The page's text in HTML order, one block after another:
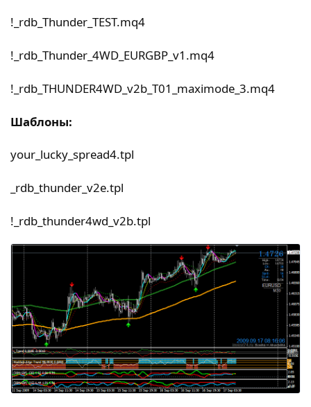
!_rdb_Thunder_TEST.mq4
!_rdb_Thunder_4WD_EURGBP_v1.mq4
!_rdb_THUNDER4WD_v2b_T01_maximode_3.mq4
Шаблоны:
your_lucky_spread4.tpl
_rdb_thunder_v2e.tpl
!_rdb_thunder4wd_v2b.tpl